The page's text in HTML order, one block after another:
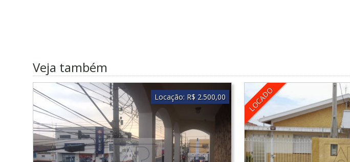
Veja também
Locação: R$ 2.500,00 LOCADO